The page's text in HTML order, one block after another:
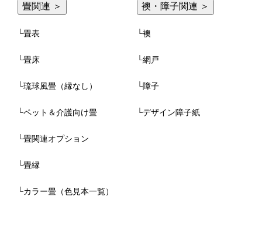
畳関連 ＞ 襖・障子関連 ＞
└畳表 └襖
└畳床 └網戸
└琉球風畳（縁なし） └障子
└ペット＆介護向け畳 └デザイン障子紙
└畳関連オプション
└畳縁
└カラー畳（色見本一覧）